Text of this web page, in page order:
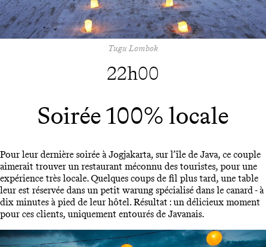
Tugu Lombok
22h00
Soirée 100% locale
Pour leur dernière soirée à Jogjakarta, sur l’île de Java, ce couple
aimerait trouver un restaurant méconnu des touristes, pour une
expérience très locale. Quelques coups de fil plus tard, une table
leur est réservée dans un petit warung spécialisé dans le canard - à
dix minutes à pied de leur hôtel. Résultat : un délicieux moment
pour ces clients, uniquement entourés de Javanais.